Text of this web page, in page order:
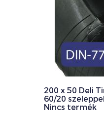
200 x 50 Deli
60/20
Nincs termék